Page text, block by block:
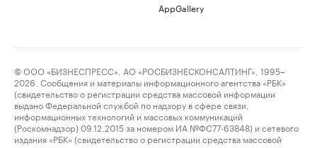
AppGallery
© ООО «БИЗНЕСПРЕСС», АО «РОСБИЗНЕСКОНСАЛТИНГ», 1995–
2026. Сообщения и материалы информационного агентства «РБК»
(свидетельство о регистрации средства массовой информации
выдано Федеральной службой по надзору в сфере связи,
информационных технологий и массовых коммуникаций
(Роскомнадзор) 09.12.2015 за номером ИА №ФС77-63848) и сетевого
издания «РБК» (свидетельство о регистрации средства массовой